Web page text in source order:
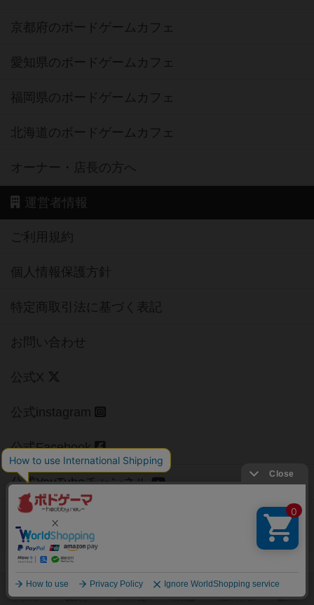
京都府のボードゲームカフェ
愛知県のボードゲームカフェ
福岡県のボードゲームカフェ
北海道のボードゲームカフェ
オーナー・店長の方へ
運営者情報
ご利用規約
個人情報保護方針
特定商取引法に基づく表記
お問い合わせ
公式X
公式instagram
公式Facebook
公式YouTubeチャンネル